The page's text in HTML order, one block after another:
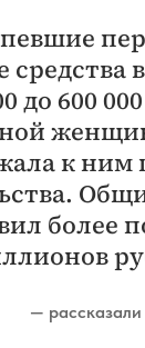
до 600
к ним
более
—